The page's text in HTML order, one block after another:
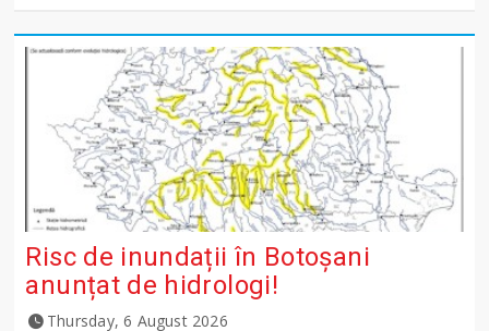
Risc de inundații în Botoșani
anunțat de hidrologi!
Thursday, 6 August 2026